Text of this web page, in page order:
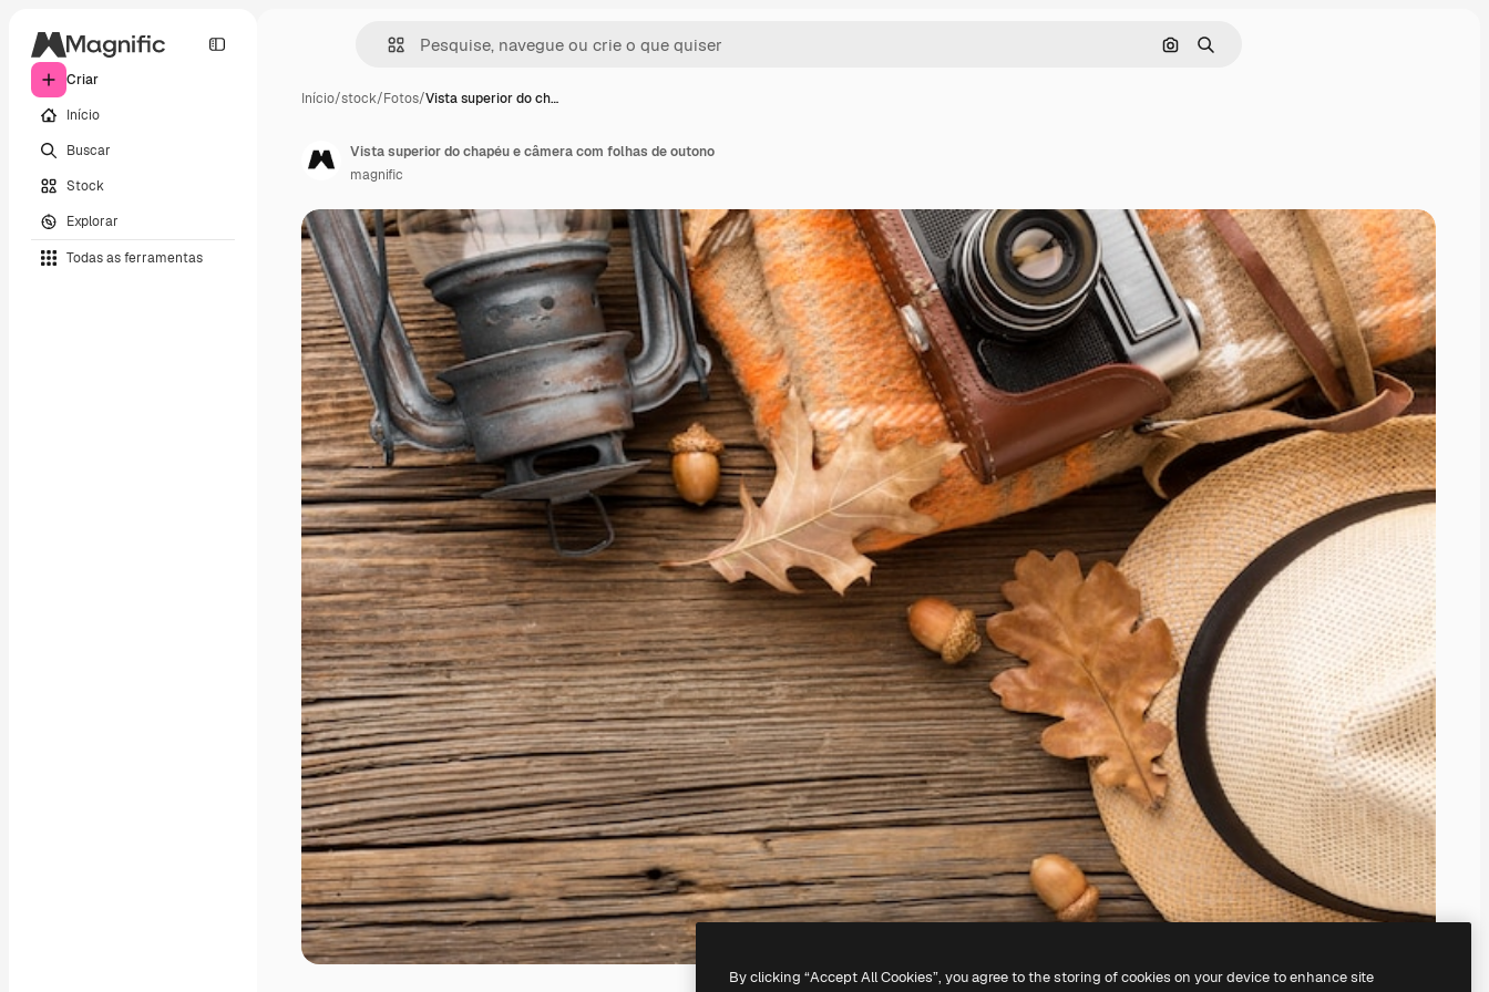
Criar
Início
Buscar
Stock
Explorar
Todas as ferramentas
Pesquisar por imagem
Buscar
Início/stock/Fotos/Vista superior do ch…
Vista superior do chapéu e câmera com folhas de outono
magnific
By clicking “Accept All Cookies”, you agree to the storing of cookies on your device to enhance site